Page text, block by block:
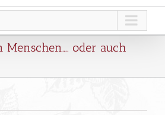
Menschen…. oder auch